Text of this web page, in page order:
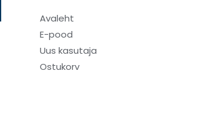
Avaleht
E-pood
Uus kasutaja
Ostukorv